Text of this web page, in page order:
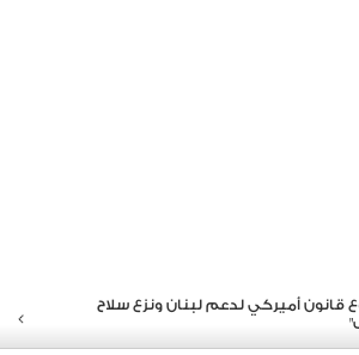
قانون أميركي لدعم لبنان ونزع سلاح